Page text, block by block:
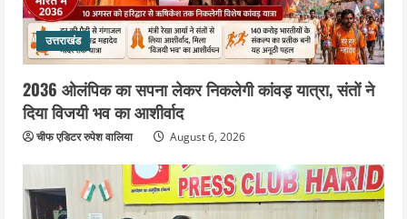
उत्तराखंड
2036 ओलंपिक का सपना लेकर निकलेगी कांवड़ यात्रा, संतों ने
दिया विजयी भव का आशीर्वाद
चीफ एडिटर रुपेश वालिया August 6, 2026